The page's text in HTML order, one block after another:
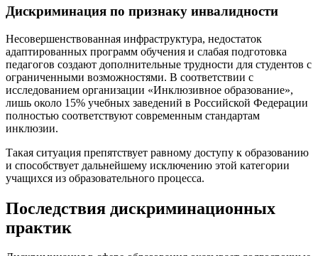
Дискриминация по признаку инвалидности
Несовершенствованная инфраструктура, недостаток
адаптированных программ обучения и слабая подготовка
педагогов создают дополнительные трудности для студентов с
ограниченными возможностями. В соответствии с
исследованием организации «Инклюзивное образование»,
лишь около 15% учебных заведений в Российской Федерации
полностью соответствуют современным стандартам
инклюзии.
Такая ситуация препятствует равному доступу к образованию
и способствует дальнейшему исключению этой категории
учащихся из образовательного процесса.
Последствия дискриминационных
практик